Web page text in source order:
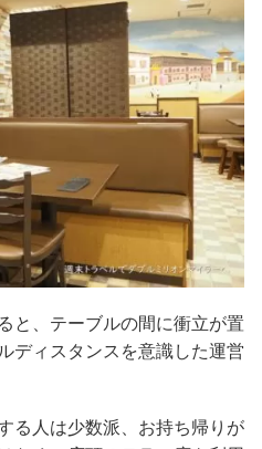
と、テーブルの間に衝立が置
ディスタンスを意識した運営
る人は少数派、お持ち帰りが